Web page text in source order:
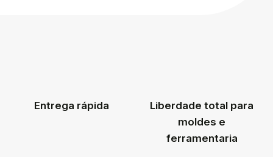
Entrega rápida
Liberdade total para
moldes e
ferramentaria